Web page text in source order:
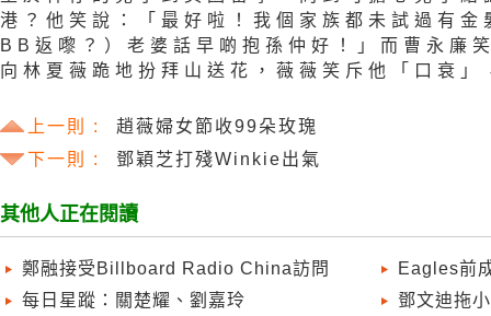
港？他笑說：「最好啦！我個家族都未試過有
BB返嚟？）老婆話早啲抱孫仲好！」而曹永廉
向林夏薇跪地扮拜山送花，薇薇笑斥他「口衰」
上一則 :
趙薇婦女節收99朵玫瑰
下一則 :
鄧穎芝打殘Winkie出氣
其他人正在閱讀
鄭融接受Billboard Radio China訪問
每日星蹤：關楚耀、劉嘉玲
Eagles前
鄧文迪拖